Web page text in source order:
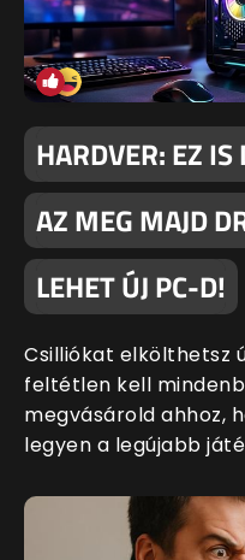
HARDVER: EZ IS
AZ MEG MAJD
LEHET ÚJ PC-D!
Csilliókat elkölthetsz
feltétlen kell
megvásárold ahhoz,
legyen a legújabb